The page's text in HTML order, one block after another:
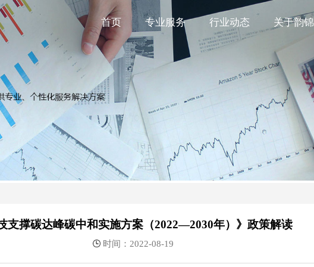
首页 专业服务 行业动态 关于韵锦
支撑碳达峰碳中和实施方案（2022—2030年）》政策解读
时间：2022-08-19